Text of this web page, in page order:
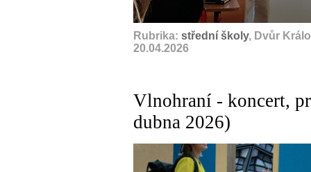
Rubrika: střední školy, Dvůr
20.04.2026
Vlnohraní - koncert,
dubna 2026)